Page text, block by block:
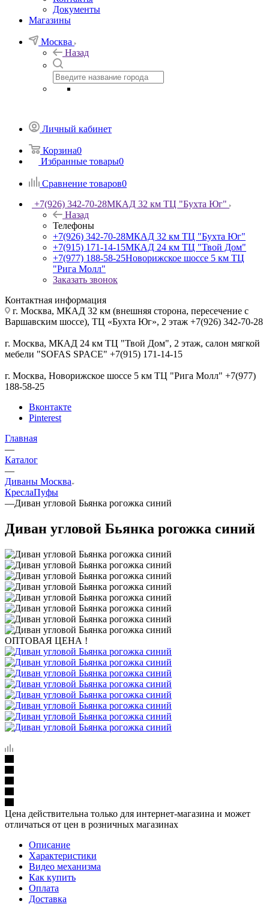
Документы
Магазины
Москва
Назад
Личный кабинет
Корзина0
Избранные товары0
Сравнение товаров0
+7(926) 342-70-28МКАД 32 км ТЦ "Бухта Юг"
Назад
Телефоны
+7(926) 342-70-28МКАД 32 км ТЦ "Бухта Юг"
+7(915) 171-14-15МКАД 24 км ТЦ "Твой Дом"
+7(977) 188-58-25Новорижское шоссе 5 км ТЦ
"Рига Молл"
Заказать звонок
Контактная информация
г. Москва, МКАД 32 км (внешняя сторона, пересечение с
Варшавским шоссе), ТЦ «Бухта Юг», 2 этаж +7(926) 342-70-28
г. Москва, МКАД 24 км ТЦ "Твой Дом", 2 этаж, салон мягкой
мебели "SOFAS SPACE" +7(915) 171-14-15
г. Москва, Новорижское шоссе 5 км ТЦ "Рига Молл" +7(977)
188-58-25
Вконтакте
Pinterest
Главная
—
Каталог
—
Диваны Москва
КреслаПуфы
—Диван угловой Бьянка рогожка синий
Диван угловой Бьянка рогожка синий
ОПТОВАЯ ЦЕНА !
Цена действительна только для интернет-магазина и может
отличаться от цен в розничных магазинах
Описание
Характеристики
Видео механизма
Как купить
Оплата
Доставка